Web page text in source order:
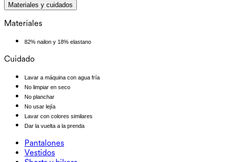
Materiales y cuidados
Materiales
82% nailon y 18% elastano
Cuidado
Lavar a máquina con agua fría
No limpiar en seco
No planchar
No usar lejía
Lavar con colores similares
Dar la vuelta a la prenda
Pantalones
Pantalones
Joggers
Vestidos
Vestidos